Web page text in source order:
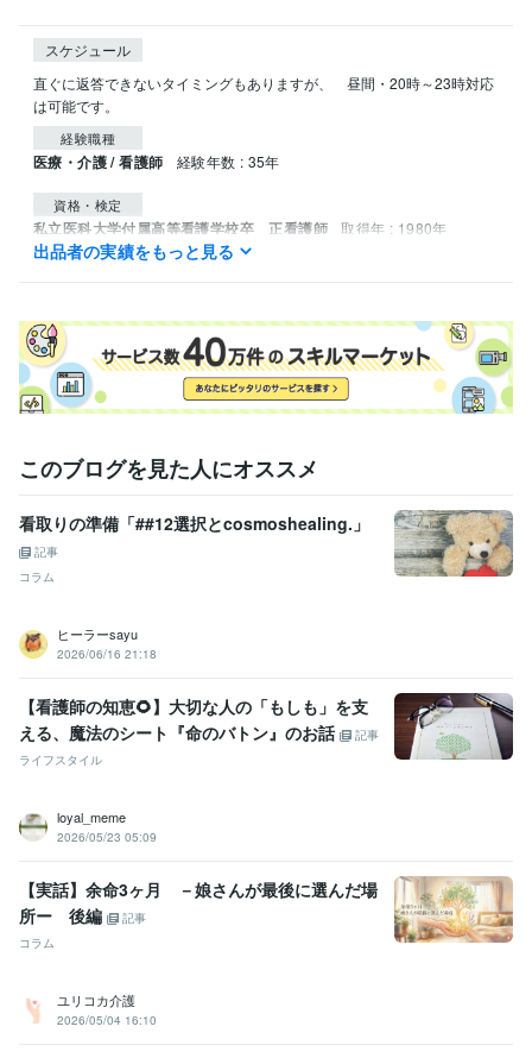
スケジュール
直ぐに返答できないタイミングもありますが、　昼間・20時～23時対応
は可能です。
経験職種
医療・介護 / 看護師 経験年数 : 35年
資格・検定
私立医科大学付属高等看護学校卒 正看護師 取得年 : 1980年
看護師 取得年 : 1979年
悩み相談・カウンセリング 老衰での高齢者のお看取り
医療
学歴
東京医科大学看護専門学校 1978年3月 ~ 1980年2月
出品者の実績をもっと見る
このブログを見た人にオススメ
看取りの準備「##12選択とcosmoshealing.」
記事
コラム
ヒーラーsayu
2026/06/16 21:18
【看護師の知恵🌻】大切な人の「もしも」を支
える、魔法のシート『命のバトン』のお話
記事
ライフスタイル
loyal_meme
2026/05/23 05:09
【実話】余命3ヶ月 －娘さんが最後に選んだ場
所ー 後編
記事
コラム
ユリコカ介護
2026/05/04 16:10